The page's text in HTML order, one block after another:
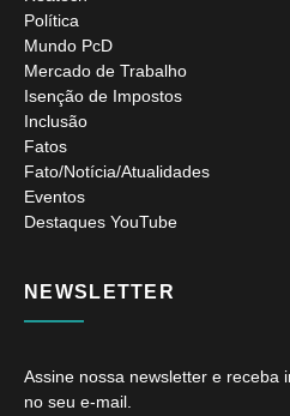
Política
Mundo PcD
Mercado de Trabalho
Isenção de Impostos
Inclusão
Fatos
Fato/Notícia/Atualidades
Eventos
Destaques YouTube
NEWSLETTER
Assine nossa newsletter e receba
no seu e-mail.